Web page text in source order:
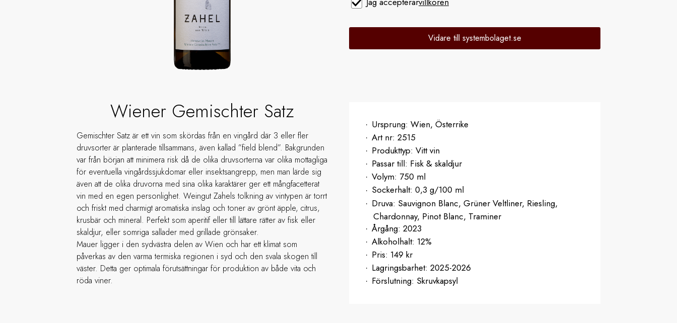
Vidare till systembolaget.se
Wiener Gemischter Satz
Gemischter Satz är ett vin som skördas från en vingård där 3 eller fler
druvsorter är planterade tillsammans, även kallad ”field blend”. Bakgrunden
var från början att minimera risk då de olika druvsorterna var olika mottagliga
för eventuella vingårdssjukdomar eller insektsangrepp, men man lärde sig
även att de olika druvorna med sina olika karaktärer ger ett mångfacetterat
vin med en egen personlighet. Weingut Zahels tolkning av vintypen är torrt
och friskt med charmigt aromatiska inslag och toner av grönt äpple, citrus,
krusbär och mineral. Perfekt som aperitif eller till lättare rätter av fisk eller
skaldjur, eller somriga sallader med grillade grönsaker.
Mauer ligger i den sydvästra delen av Wien och har ett klimat som
påverkas av den varma termiska regionen i syd och den svala skogen till
väster. Detta ger optimala förutsättningar för produktion av både vita och
röda viner.
Ursprung: Wien, Österrike
Art nr: 2515
Produkttyp: Vitt vin
Passar till: Fisk & skaldjur
Volym: 750 ml
Sockerhalt: 0,3 g/100 ml
Druva: Sauvignon Blanc, Grüner Veltliner, Riesling,
Chardonnay, Pinot Blanc, Traminer
Årgång: 2023
Alkoholhalt: 12%
Pris: 149 kr
Lagringsbarhet: 2025-2026
Förslutning: Skruvkapsyl